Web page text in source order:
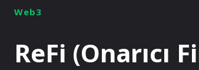
Web3
ReFi (Onarıcı